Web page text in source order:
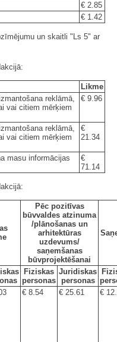
€ 2.85
€ 1.42
un skaitli "Ls 5" ar
Likme
reklāmā,
vai citiem mērķiem
€ 9.96
reklāmā,
vai citiem mērķiem
€
21.34
masu informācijas
€
71.14
Pēc pozitīvas
būvvaldes atzinuma
/plānošanas un
arhitektūras
uzdevums/
saņemšanas
būvprojektēšanai
Fiziskas
personas
Juridiskas
personas
€ 8.54 € 25.61 €